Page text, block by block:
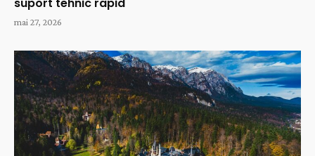
suport tehnic rapid
mai 27, 2026